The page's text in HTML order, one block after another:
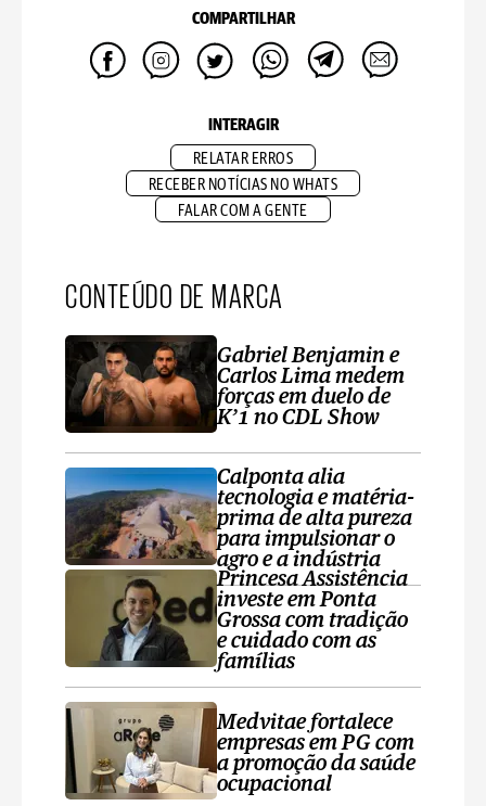
COMPARTILHAR
INTERAGIR
RELATAR ERROS
RECEBER NOTÍCIAS NO WHATS
FALAR COM A GENTE
CONTEÚDO DE MARCA
Gabriel Benjamin e
Carlos Lima medem
forças em duelo de
K’1 no CDL Show
Calponta alia
tecnologia e matéria-
prima de alta pureza
para impulsionar o
agro e a indústria
Princesa Assistência
investe em Ponta
Grossa com tradição
e cuidado com as
famílias
Medvitae fortalece
empresas em PG com
a promoção da saúde
ocupacional